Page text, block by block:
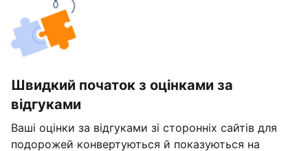
Швидкий початок з оцінками за
відгуками
Ваші оцінки за відгуками зі сторонніх сайтів для
подорожей конвертуються й показуються на